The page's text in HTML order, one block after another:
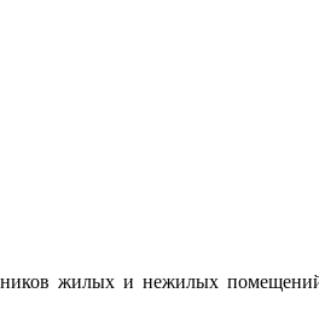
жилых и нежилых